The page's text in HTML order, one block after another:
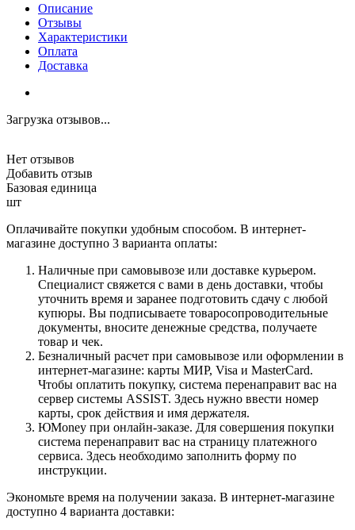
Описание
Отзывы
Характеристики
Оплата
Доставка
Загрузка отзывов...
Нет отзывов
Добавить отзыв
Базовая единица
шт
Оплачивайте покупки удобным способом. В интернет-
магазине доступно 3 варианта оплаты:
Наличные при самовывозе или доставке курьером.
Специалист свяжется с вами в день доставки, чтобы
уточнить время и заранее подготовить сдачу с любой
купюры. Вы подписываете товаросопроводительные
документы, вносите денежные средства, получаете
товар и чек.
Безналичный расчет при самовывозе или оформлении в
интернет-магазине: карты МИР, Visa и MasterCard.
Чтобы оплатить покупку, система перенаправит вас на
сервер системы ASSIST. Здесь нужно ввести номер
карты, срок действия и имя держателя.
ЮMoney при онлайн-заказе. Для совершения покупки
система перенаправит вас на страницу платежного
сервиса. Здесь необходимо заполнить форму по
инструкции.
Экономьте время на получении заказа. В интернет-магазине
доступно 4 варианта доставки: